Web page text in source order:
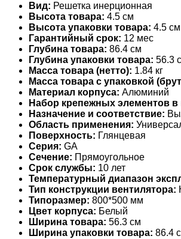
Вид: Решетка инерционная
Высота товара: 4.5 см
Высота упаковки товара: 4.5 см
Гарантийный срок: 12 мес
Глубина товара: 86.4 см
Глубина упаковки товара: 56.3
Масса товара (нетто): 1.84 кг
Масса товара с упаковкой
Материал корпуса: Алюминий
Набор крепежных элементов в
Назначение и соответствие:
Область применения:
Поверхность: Глянцевая
Серия: GA
Сечение: Прямоугольное
Срок службы: 10 лет
Температурный диапазон
Тип конструкции вентилятора:
Типоразмер: 800*500 мм
Цвет корпуса: Белый
Ширина товара: 56.3 см
Ширина упаковки товара: 86.4